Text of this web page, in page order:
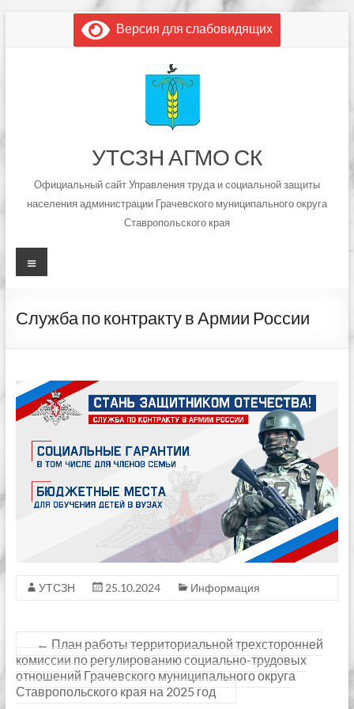
содержимому
Версия для слабовидящих
УТСЗН АГМО СК
Официальный сайт Управления труда и социальной защиты
населения администрации Грачевского муниципального округа
Ставропольского края
Меню
Служба по контракту в Армии России
УТСЗН 25.10.2024 Информация
← План работы территориальной трехсторонней
комиссии по регулированию социально-трудовых
отношений Грачевского муниципального округа
Ставропольского края на 2025 год